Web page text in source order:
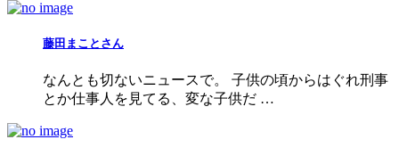
藤田まことさん
なんとも切ないニュースで。 子供の頃からはぐれ刑事
とか仕事人を見てる、変な子供だ …